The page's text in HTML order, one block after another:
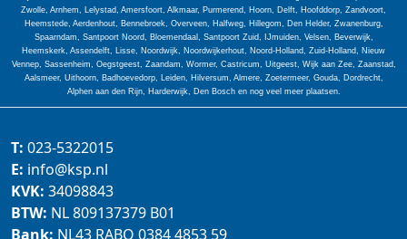
Zwolle, Arnhem, Lelystad, Amersfoort, Alkmaar, Purmerend, Hoorn, Delft, Hoofddorp, Zandvoort,
Heemstede, Aerdenhout, Bennebroek, Overveen, Halfweg, Hillegom, Den Helder, Zwanenburg,
Spaarndam, Santpoort Noord, Bloemendaal, Santpoort Zuid, IJmuiden, Velsen, Beverwijk,
Heemskerk, Assendelft, Lisse, Noordwijk, Noordwijkerhout, Noord-Holland, Zuid-Holland, Nieuw
Vennep, Sassenheim, Oegstgeest, Zaandam, Wormer, Castricum, Uitgeest, Wijk aan Zee, Zaanstad,
Aalsmeer, Uithoorn, Badhoevedorp, Leiden, Hilversum, Almere, Zoetermeer, Gouda, Dordrecht,
Alphen aan den Rijn, Harderwijk, Den Bosch en nog veel meer plaatsen.
T: 023-5322015
E: info@ksp.nl
KVK: 34098843
BTW: NL 809137379 B01
Bank: NL43 RABO 0384 4853 59